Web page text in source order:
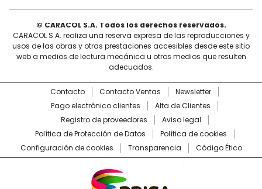
© CARACOL S.A. Todos los derechos reservados.
CARACOL S.A. realiza una reserva expresa de las reproducciones y
usos de las obras y otras prestaciones accesibles desde este sitio
web a medios de lectura mecánica u otros medios que resulten
adecuados.
Contacto Contacto Ventas
Newsletter
Pago electrónico clientes
Alta de Clientes
Registro de proveedores
Aviso legal
Política de Protección de Datos
Política de cookies
Configuración de cookies
Transparencia Código Ético